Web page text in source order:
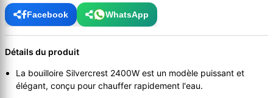
Facebook WhatsApp
Détails du produit
La bouilloire Silvercrest 2400W est un modèle puissant et
élégant, conçu pour chauffer rapidement l'eau.